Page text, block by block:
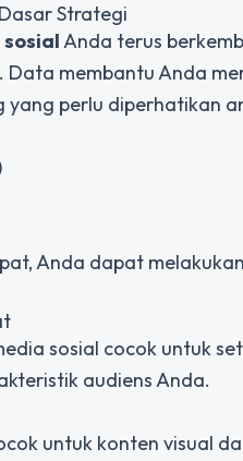
Strategi
Anda terus
Data membantu Anda
yang perlu diperhatikan
Anda dapat
sosial cocok untuk
audiens Anda.
untuk konten visual